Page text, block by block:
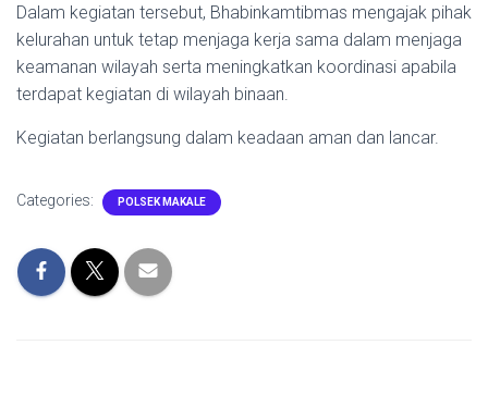
Dalam kegiatan tersebut, Bhabinkamtibmas mengajak pihak
kelurahan untuk tetap menjaga kerja sama dalam menjaga
keamanan wilayah serta meningkatkan koordinasi apabila
terdapat kegiatan di wilayah binaan.
Kegiatan berlangsung dalam keadaan aman dan lancar.
Categories: POLSEK MAKALE